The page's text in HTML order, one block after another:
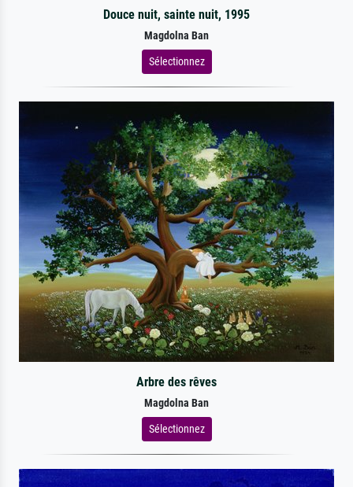
Douce nuit, sainte nuit, 1995
Magdolna Ban
Sélectionnez
Arbre des rêves
Magdolna Ban
Sélectionnez